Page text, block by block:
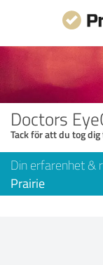
Doctors
Tack för att du tog
Din erfarenhet &
Prairie